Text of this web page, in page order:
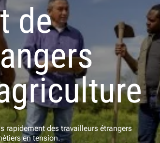
Nos offres
Acom RH
Acom HCR
Acom Finance
Acom RSE
de
rapidement des travailleurs étrangers
en tension.